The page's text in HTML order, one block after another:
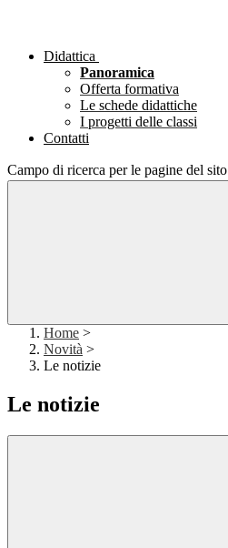
Didattica
Panoramica
Offerta formativa
Le schede didattiche
I progetti delle classi
Contatti
Campo di ricerca per le pagine del sito
Home >
Novità >
Le notizie
Le notizie